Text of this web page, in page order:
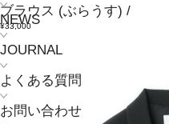
NEWS
JOURNAL
よくある質問
お問い合わせ
ブラウス (ぶらうす) /
¥33,000